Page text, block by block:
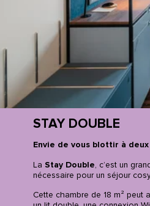
STAY DOUBLE
Envie de vous blottir à deux
La Stay Double, c’est un
nécessaire pour un séjour
Cette chambre de 18 m² peut